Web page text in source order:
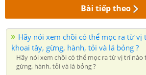
Bài tiếp theo
Hãy nói xem chồi có thể mọc ra từ vị
khoai tây, gừng, hành, tỏi và lá bỏng ?
Hãy nói xem chồi có thể mọc ra từ vị trí nào
gừng, hành, tỏi và lá bỏng ?